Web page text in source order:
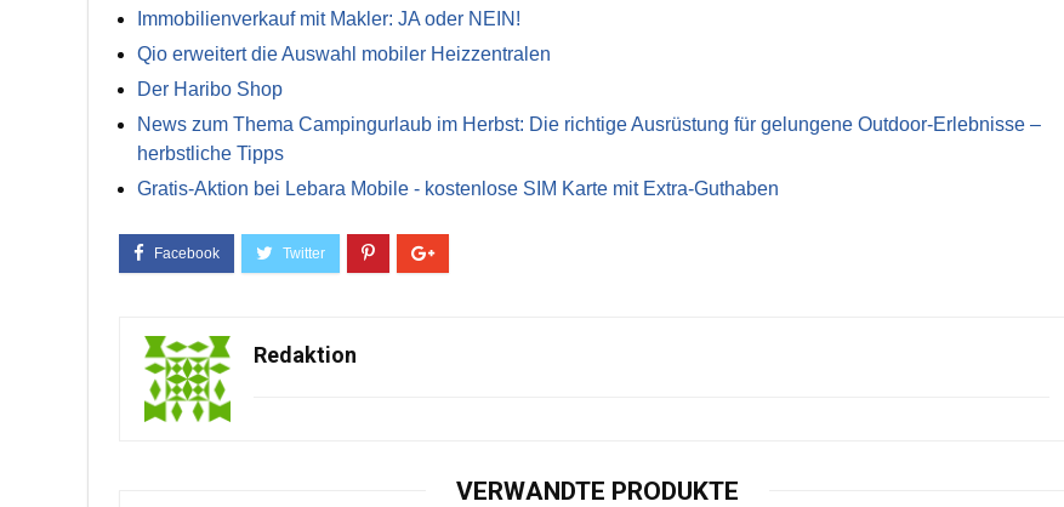
Immobilienverkauf mit Makler: JA oder NEIN!
Qio erweitert die Auswahl mobiler Heizzentralen
Der Haribo Shop
News zum Thema Campingurlaub im Herbst: Die richtige Ausrüstung für gelungene Outdoor-Erlebnisse –
herbstliche Tipps
Gratis-Aktion bei Lebara Mobile - kostenlose SIM Karte mit Extra-Guthaben
Redaktion
VERWANDTE PRODUKTE